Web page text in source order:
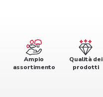
Ampio
assortimento
Qualità dei
prodotti